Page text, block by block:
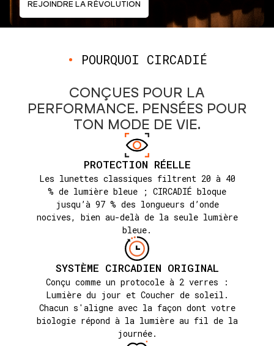
REJOINDRE LA RÉVOLUTION
• POURQUOI CIRCADIÉ
CONÇUES POUR LA
PERFORMANCE. PENSÉES POUR
TON MODE DE VIE.
PROTECTION RÉELLE
Les lunettes classiques filtrent 20 à 40
% de lumière bleue ; CIRCADIÉ bloque
jusqu’à 97 % des longueurs d’onde
nocives, bien au-delà de la seule lumière
bleue.
SYSTÈME CIRCADIEN ORIGINAL
Conçu comme un protocole à 2 verres :
Lumière du jour et Coucher de soleil.
Chacun s'aligne avec la façon dont votre
biologie répond à la lumière au fil de la
journée.